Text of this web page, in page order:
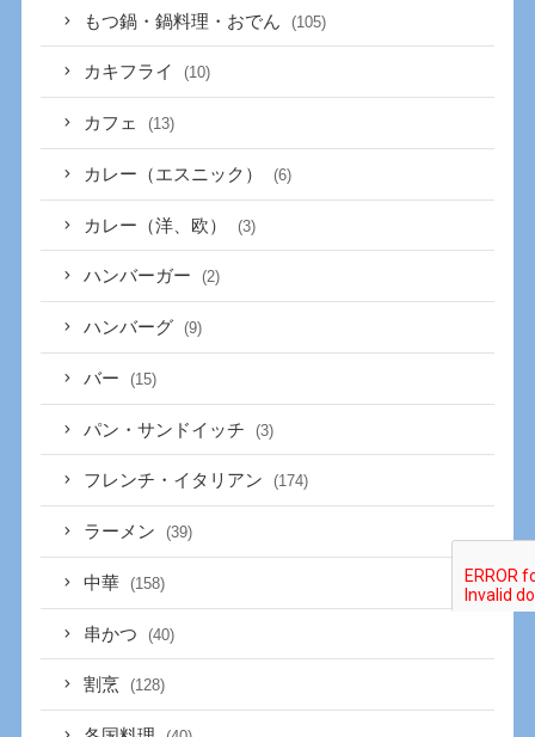
もつ鍋・鍋料理・おでん (105)
カキフライ (10)
カフェ (13)
カレー（エスニック） (6)
カレー（洋、欧） (3)
ハンバーガー (2)
ハンバーグ (9)
バー (15)
パン・サンドイッチ (3)
フレンチ・イタリアン (174)
ラーメン (39)
中華 (158)
串かつ (40)
割烹 (128)